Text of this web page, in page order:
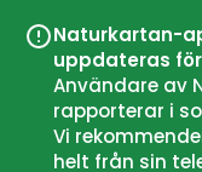
Naturkartan-
uppdateras
Användare av
rapporterar i
Vi
helt från sin